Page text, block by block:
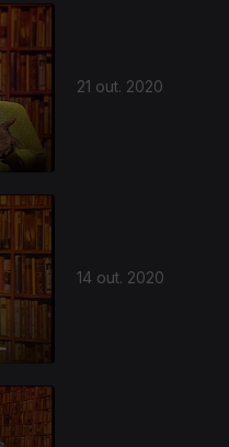
21 out. 2020
14 out. 2020